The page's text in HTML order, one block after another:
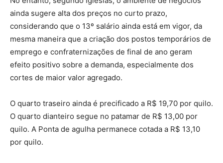
ainda sugere alta dos preços no curto prazo,
considerando que o 13º salário ainda está em vigor, da
mesma maneira que a criação dos postos temporários de
emprego e confraternizações de final de ano geram
efeito positivo sobre a demanda, especialmente dos
cortes de maior valor agregado.
O quarto traseiro ainda é precificado a R$ 19,70 por quilo.
O quarto dianteiro segue no patamar de R$ 13,00 por
quilo. A Ponta de agulha permanece cotada a R$ 13,10
por quilo.